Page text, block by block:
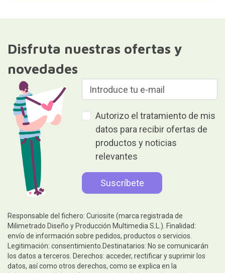
Disfruta nuestras ofertas y
novedades
Autorizo el tratamiento de mis
datos para recibir ofertas de
productos y noticias
relevantes
Responsable del fichero: Curiosite (marca registrada de
Milimetrado Diseño y Producción Multimedia S.L.). Finalidad:
envío de información sobre pedidos, productos o servicios.
Legitimación: consentimiento.Destinatarios: No se comunicarán
los datos a terceros. Derechos: acceder, rectificar y suprimir los
datos, así como otros derechos, como se explica en la